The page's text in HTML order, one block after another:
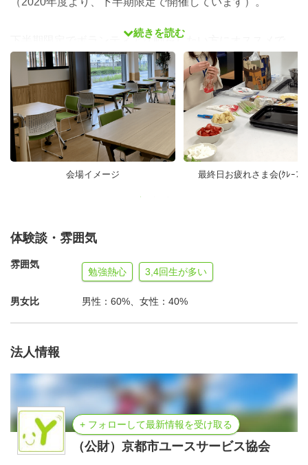
下半期限定でボランティア活動をしたい方にオススメで
す！
※４月以降、継続活動を希望される方には常設の拠点をご
案内しますので、興味のある方はぜひご応募ください！
◎運営で大切にしていること
中学生が安心して過ごせる場であることを大切にしていま
す。信頼関係を築き、言いたいことが言える・自分の意見
が尊重される・自分を大切にされると中学生に感じてもら
◎参加するには
１．【 応募する 】「応募フォーム」よりご応募くださ
い。
２．【説明を受ける】参加の前に、事業の詳細な説明のた
め対面orオンラインで４５分程度説明を受けていただきま
す。
３．【 初回参加 】実際に活動に参加していただきま
す。活動を続けられそうと感じられた場合は、本登録をお
願いします。
＼中学生、頑張っています！／
続きを読む
会場イメージ 最終日お疲れさま会(ｸﾚｰﾌﾟ
体験談・雰囲気
雰囲気
勉強熱心 3,4回生が多い
男女比 男性：60%、女性：40%
法人情報
+ フォローして最新情報を受け取る
（公財）京都市ユースサービス協会